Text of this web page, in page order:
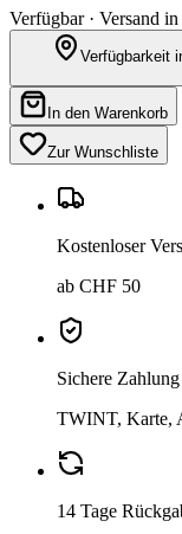
Verfügbar · Versand
Verfügbarkeit
In den Warenkorb
Zur Wunschliste
Kostenloser
ab CHF 50
Sichere Zahlung
TWINT, Karte,
14 Tage